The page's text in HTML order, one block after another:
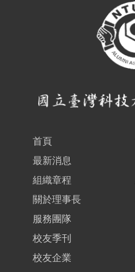
首頁
最新消息
組織章程
關於理事長
服務團隊
校友季刊
校友企業